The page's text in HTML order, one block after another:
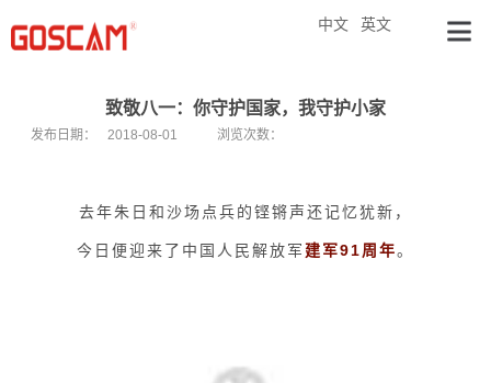
英文
中文
致敬八一：你守护国家，我守护小家
发布日期： 2018-08-01 浏览次数：
去年朱日和沙场点兵的铿锵声还记忆犹新，
今日便迎来了中国人民解放军建军91周年。